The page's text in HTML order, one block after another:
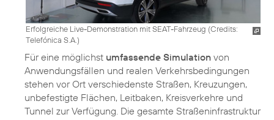
Erfolgreiche Live-Demonstration mit SEAT-Fahrzeug (Credits:
Telefónica S.A.)
Für eine möglichst umfassende Simulation von
Anwendungsfällen und realen Verkehrsbedingungen
stehen vor Ort verschiedenste Straßen, Kreuzungen,
unbefestigte Flächen, Leitbaken, Kreisverkehre und
Tunnel zur Verfügung. Die gesamte Straßeninfrastruktur